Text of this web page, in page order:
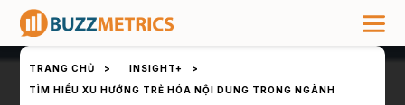
TRANG CHỦ > INSIGHT+
>
TÌM HIỂU XU HƯỚNG TRẺ HÓA NỘI DUNG TRONG NGÀNH